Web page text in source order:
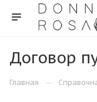
Договор
Главная —